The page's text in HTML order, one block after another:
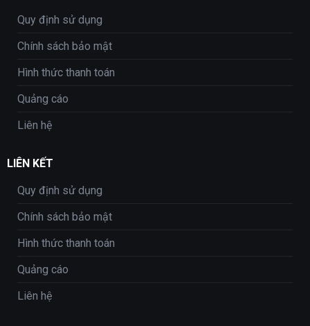
Quy định sử dụng
Chính sách bảo mật
Hình thức thanh toán
Quảng cáo
Liên hệ
LIÊN KẾT
Quy định sử dụng
Chính sách bảo mật
Hình thức thanh toán
Quảng cáo
Liên hệ